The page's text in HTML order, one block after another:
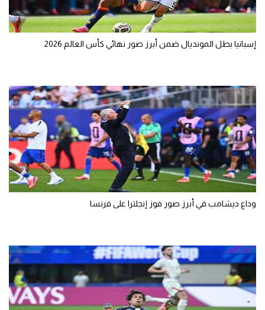
إسبانيا بطل المونديال ضمن أبرز صور نهائي كأس العالم 2026
وداع ديشامب في أبرز صور فوز إنجلترا على فرنسا